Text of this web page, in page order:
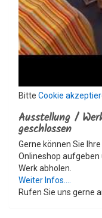
Bitte Cookie
Ausstellung /
geschlossen
Gerne können Sie
Onlineshop
Werk abholen.
Weiter Infos....
Rufen Sie uns gerne